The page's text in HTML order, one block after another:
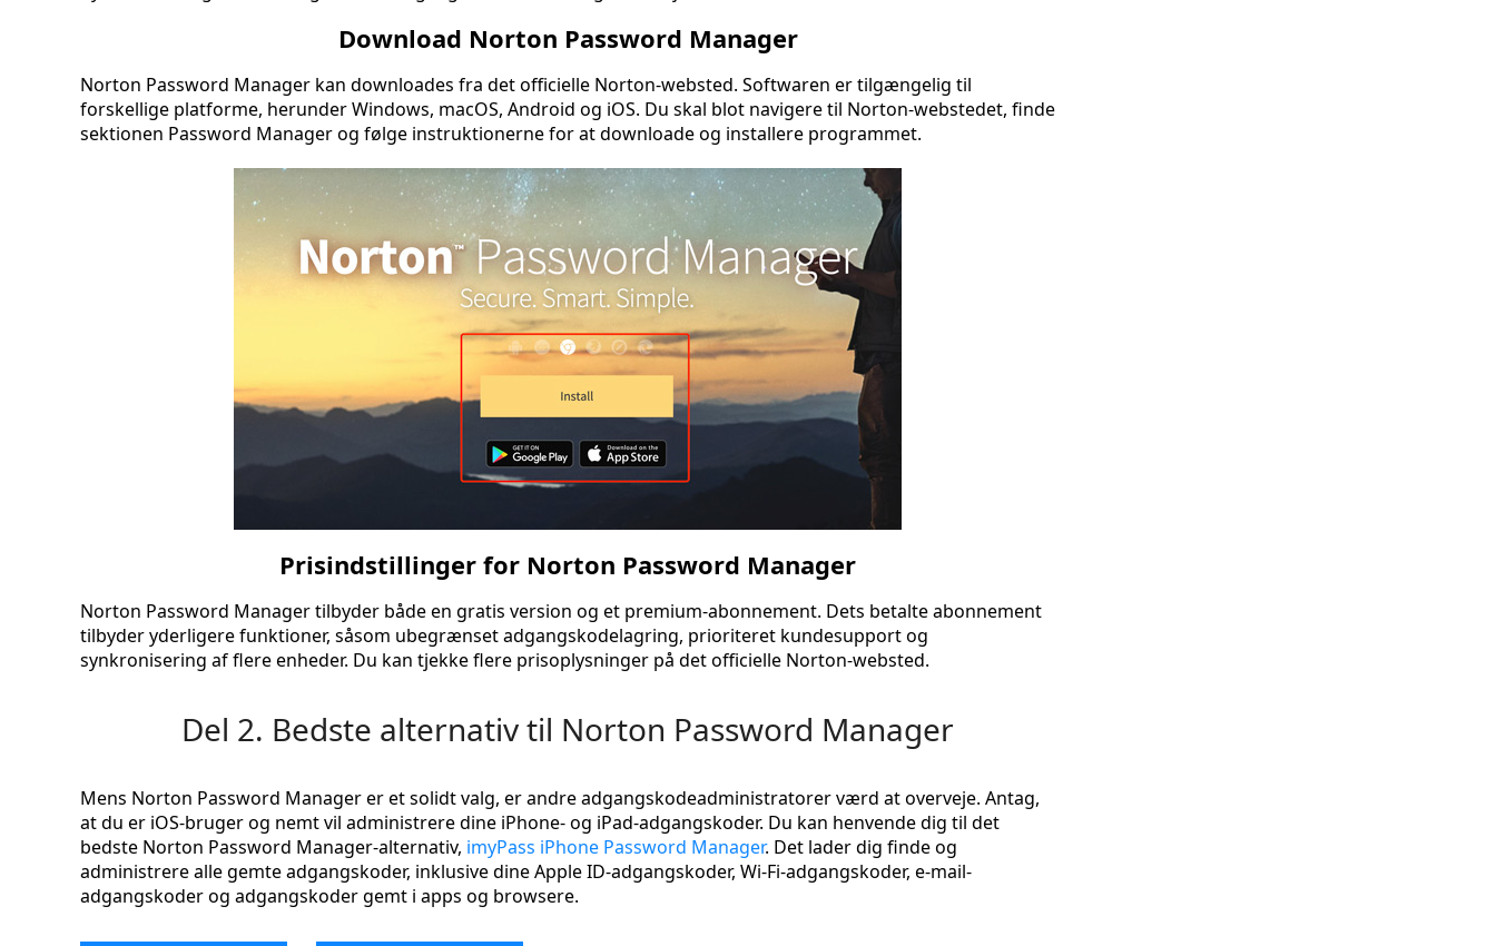
Download Norton Password Manager
Norton Password Manager kan downloades fra det officielle Norton-websted. Softwaren er tilgængelig til
forskellige platforme, herunder Windows, macOS, Android og iOS. Du skal blot navigere til Norton-webstedet, finde
sektionen Password Manager og følge instruktionerne for at downloade og installere programmet.
Prisindstillinger for Norton Password Manager
Norton Password Manager tilbyder både en gratis version og et premium-abonnement. Dets betalte abonnement
tilbyder yderligere funktioner, såsom ubegrænset adgangskodelagring, prioriteret kundesupport og
synkronisering af flere enheder. Du kan tjekke flere prisoplysninger på det officielle Norton-websted.
Del 2. Bedste alternativ til Norton Password Manager
Mens Norton Password Manager er et solidt valg, er andre adgangskodeadministratorer værd at overveje. Antag,
at du er iOS-bruger og nemt vil administrere dine iPhone- og iPad-adgangskoder. Du kan henvende dig til det
bedste Norton Password Manager-alternativ, imyPass iPhone Password Manager. Det lader dig finde og
administrere alle gemte adgangskoder, inklusive dine Apple ID-adgangskoder, Wi-Fi-adgangskoder, e-mail-
adgangskoder og adgangskoder gemt i apps og browsere.